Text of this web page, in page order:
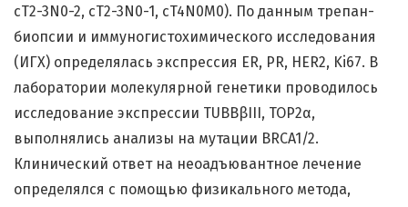
cT2-3N0-2, cT2-3N0-1, cT4N0M0). По данным трепан-
биопсии и иммуногистохимического исследования
(ИГХ) определялась экспрессия ER, PR, HER2, Ki67. В
лаборатории молекулярной генетики проводилось
исследование экспрессии TUBBβIII, TOP2α,
выполнялись анализы на мутации BRCA1/2.
Клинический ответ на неоадъювантное лечение
определялся с помощью физикального метода,